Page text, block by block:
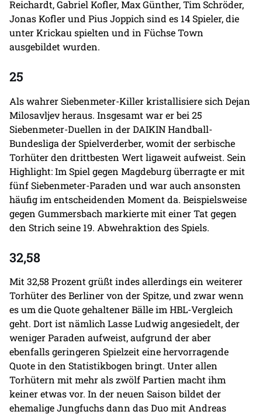
Reichardt, Gabriel Kofler, Max Günther, Tim Schröder,
Jonas Kofler und Pius Joppich sind es 14 Spieler, die
unter Krickau spielten und in Füchse Town
ausgebildet wurden.
25
Als wahrer Siebenmeter-Killer kristallisiere sich Dejan
Milosavljev heraus. Insgesamt war er bei 25
Siebenmeter-Duellen in der DAIKIN Handball-
Bundesliga der Spielverderber, womit der serbische
Torhüter den drittbesten Wert ligaweit aufweist. Sein
Highlight: Im Spiel gegen Magdeburg überragte er mit
fünf Siebenmeter-Paraden und war auch ansonsten
häufig im entscheidenden Moment da. Beispielsweise
gegen Gummersbach markierte mit einer Tat gegen
den Strich seine 19. Abwehraktion des Spiels.
32,58
Mit 32,58 Prozent grüßt indes allerdings ein weiterer
Torhüter des Berliner von der Spitze, und zwar wenn
es um die Quote gehaltener Bälle im HBL-Vergleich
geht. Dort ist nämlich Lasse Ludwig angesiedelt, der
weniger Paraden aufweist, aufgrund der aber
ebenfalls geringeren Spielzeit eine hervorragende
Quote in den Statistikbogen bringt. Unter allen
Torhütern mit mehr als zwölf Partien macht ihm
keiner etwas vor. In der neuen Saison bildet der
ehemalige Jungfuchs dann das Duo mit Andreas